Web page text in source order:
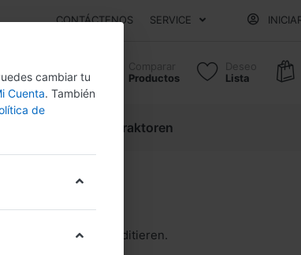
CONTÁCTENOS SERVICE
Comparar
Productos
Deseo
Lista
Katheter & Extraktoren
Bereich editieren.
cambiar tu
Cuenta. También
de